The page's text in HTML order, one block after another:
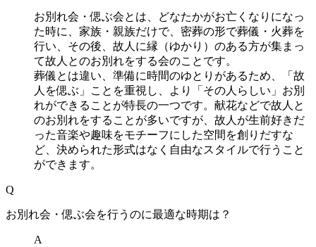
お別れ会・偲ぶ会とは、どなたかがお亡くなりになっ
た時に、家族・親族だけで、密葬の形で葬儀・火葬を
行い、その後、故人に縁（ゆかり）のある方が集まっ
て故人とのお別れをする会のことです。
葬儀とは違い、準備に時間のゆとりがあるため、「故
人を偲ぶ」ことを重視し、より「その人らしい」お別
れができることが特長の一つです。献花などで故人と
のお別れをすることが多いですが、故人が生前好きだ
った音楽や趣味をモチーフにした空間を創りだすな
ど、決められた形式はなく自由なスタイルで行うこと
ができます。
Q
お別れ会・偲ぶ会を行うのに最適な時期は？
A